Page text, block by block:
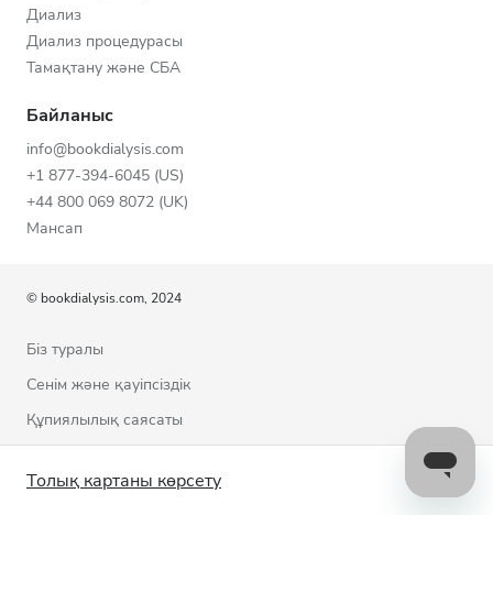
Толық картаны көрсету
Диализ
Диализ процедурасы
Тамақтану және СБА
Байланыс
info@bookdialysis.com
+1 877-394-6045 (US)
+44 800 069 8072 (UK)
Мансап
© bookdialysis.com, 2024
Біз туралы
Сенім және қауіпсіздік
Құпиялылық саясаты
Cookie саясаты